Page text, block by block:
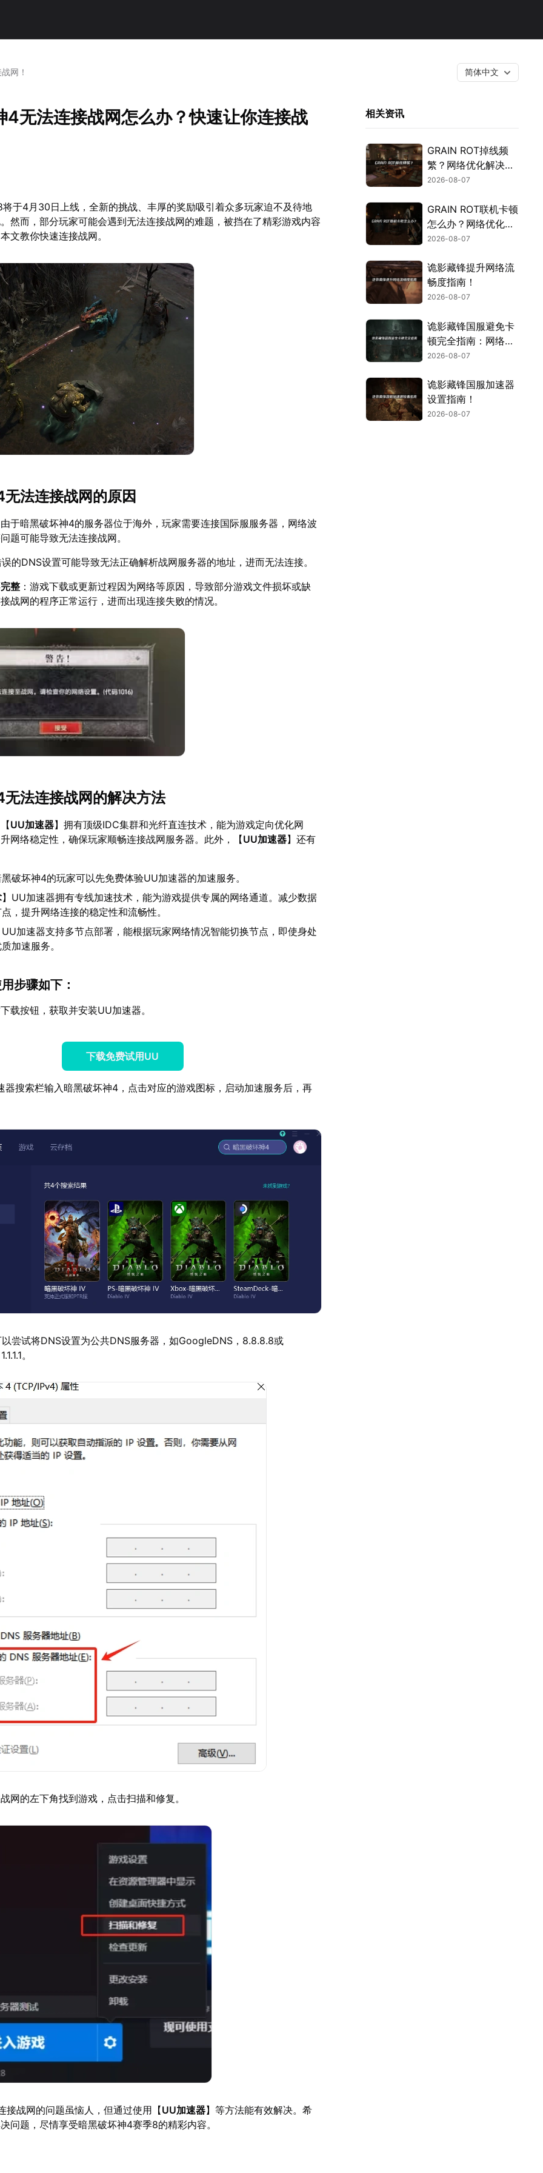
网！ 简体中文
4无法连接战网怎么办？快速让你连接战
于4月30日上线，全新的挑战、丰厚的奖励吸引着众多玩家迫不及待地
然而，部分玩家可能会遇到无法连接战网的难题，被挡在了精彩游戏内容
文教你快速连接战网。
法连接战网的原因
于暗黑破坏神4的服务器位于海外，玩家需要连接国际服服务器，网络波
题可能导致无法连接战网。
的DNS设置可能导致无法正确解析战网服务器的地址，进而无法连接。
整 ：游戏下载或更新过程因为网络等原因，导致部分游戏文件损坏或缺
战网的程序正常运行，进而出现连接失败的情况。
法连接战网的解决方法
UU加速器】拥有顶级IDC集群和光纤直连技术，能为游戏定向优化网
网络稳定性，确保玩家顺畅连接战网服务器。此外，【UU加速器】还有
破坏神4的玩家可以先免费体验UU加速器的加速服务。
】UU加速器拥有专线加速技术，能为游戏提供专属的网络通道。减少数据
，提升网络连接的稳定性和流畅性。
加速器支持多节点部署，能根据玩家网络情况智能切换节点，即使身处
加速服务。
步骤如下 ：
载按钮，获取并安装UU加速器。
下载免费试用UU
器搜索栏输入暗黑破坏神4，点击对应的游戏图标，启动加速服务后，再
尝试将DNS设置为公共DNS服务器，如GoogleDNS，8.8.8.8或
。
网的左下角找到游戏，点击扫描和修复。
接战网的问题虽恼人，但通过使用【UU加速器】等方法能有效解决。希
问题，尽情享受暗黑破坏神4赛季8的精彩内容。
相关资讯
GRAIN ROT掉线频
繁？网络优化解决指
南！
2026-08-07
GRAIN ROT联机卡顿
怎么办？网络优化解
决方案！
2026-08-07
诡影藏锋提升网络流
畅度指南！
2026-08-07
诡影藏锋国服避免卡
顿完全指南：网络优
化与解决技巧！
2026-08-07
诡影藏锋国服加速器
设置指南！
2026-08-07